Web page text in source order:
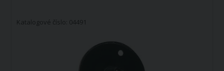
Katalogové číslo: 04491